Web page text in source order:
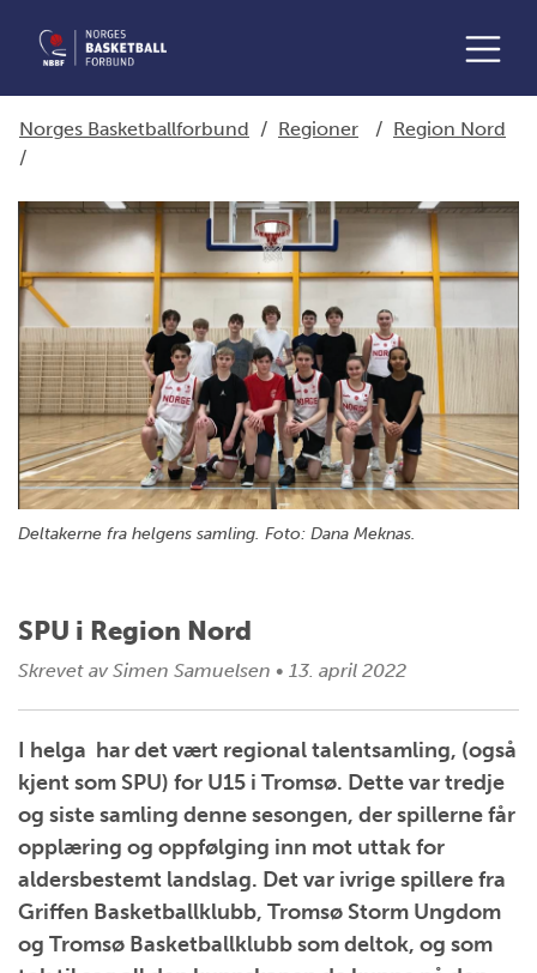
Norges Basketballforbund / Regioner / Region Nord
/
Deltakerne fra helgens samling. Foto: Dana Meknas.
SPU i Region Nord
Skrevet av Simen Samuelsen • 13. april 2022
I helga har det vært regional talentsamling, (også
kjent som SPU) for U15 i Tromsø. Dette var tredje
og siste samling denne sesongen, der spillerne får
opplæring og oppfølging inn mot uttak for
aldersbestemt landslag. Det var ivrige spillere fra
Griffen Basketballklubb, Tromsø Storm Ungdom
og Tromsø Basketballklubb som deltok, og som